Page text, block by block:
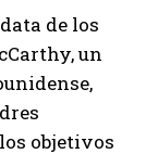
de los
un
objetivos